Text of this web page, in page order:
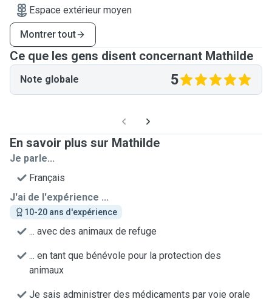
Espace extérieur moyen
Montrer tout
Ce que les gens disent concernant Mathilde
Note globale 5
En savoir plus sur Mathilde
Je parle...
Français
J'ai de l'expérience ...
10-20 ans d'expérience
... avec des animaux de refuge
... en tant que bénévole pour la protection des
animaux
Je sais administrer des médicaments par voie orale